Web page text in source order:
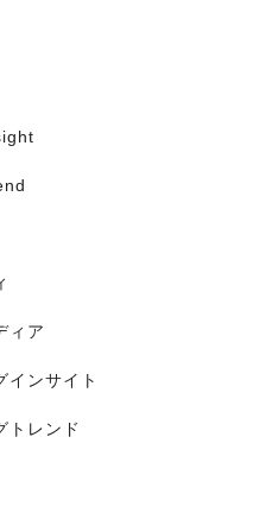
ィア
インサイト
トレンド